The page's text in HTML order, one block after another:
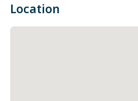
Location